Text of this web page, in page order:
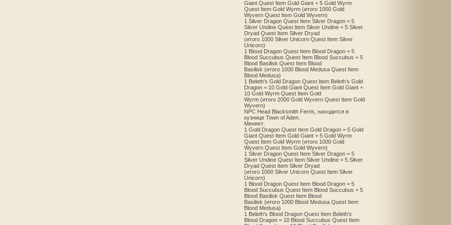
Giant Quest Item Gold Giant + 5 Gold Wyrm
Quest Item Gold Wyrm (итого 1000 Gold
Wyvern Quest Item Gold Wyvern)
1 Silver Dragon Quest Item Silver Dragon = 5
Silver Undine Quest Item Silver Undine + 5 Silver
Dryad Quest Item Silver Dryad
(итого 1000 Silver Unicorn Quest Item Silver
Unicorn)
1 Blood Dragon Quest Item Blood Dragon = 5
Blood Succubus Quest Item Blood Succubus + 5
Blood Basilisk Quest Item Blood
Basilisk (итого 1000 Blood Medusa Quest Item
Blood Medusa)
1 Beleth's Gold Dragon Quest Item Beleth’s Gold
Dragon = 10 Gold Giant Quest Item Gold Giant +
10 Gold Wyrm Quest Item Gold
Wyrm (итого 2000 Gold Wyvern Quest Item Gold
Wyvern)
NPC Head Blacksmith Ferris, находится в
кузнице Town of Aden.
Меняет:
1 Gold Dragon Quest Item Gold Dragon = 5 Gold
Giant Quest Item Gold Giant + 5 Gold Wyrm
Quest Item Gold Wyrm (итого 1000 Gold
Wyvern Quest Item Gold Wyvern)
1 Silver Dragon Quest Item Silver Dragon = 5
Silver Undine Quest Item Silver Undine + 5 Silver
Dryad Quest Item Silver Dryad
(итого 1000 Silver Unicorn Quest Item Silver
Unicorn)
1 Blood Dragon Quest Item Blood Dragon = 5
Blood Succubus Quest Item Blood Succubus + 5
Blood Basilisk Quest Item Blood
Basilisk (итого 1000 Blood Medusa Quest Item
Blood Medusa)
1 Beleth's Blood Dragon Quest Item Beleth’s
Blood Dragon = 10 Blood Succubus Quest Item